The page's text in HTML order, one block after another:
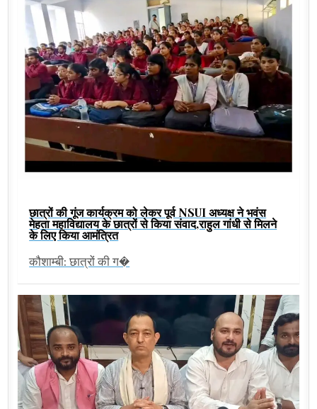
छात्रों की गूंज कार्यक्रम को लेकर पूर्व NSUI अध्यक्ष ने भवंस
मेहता महाविद्यालय के छात्रों से किया संवाद,राहुल गांधी से मिलने
के लिए किया आमंत्रित
कौशाम्बी: छात्रों की ग�